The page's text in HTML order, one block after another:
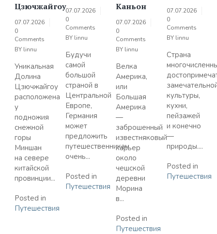
Цзючжайгоу
07.07.2026
0
Comments
BY linnu
Уникальная
Долина
Цзючжайгоу
расположена
у
подножия
снежной
горы
Миншан
на севере
китайской
провинции...
Posted in
Путешествия
07.07.2026
0
Comments
BY linnu
Будучи
самой
большой
страной в
Центральной
Европе,
Германия
может
предложить
путешественникам
очень...
Posted in
Путешествия
Каньон
07.07.2026
0
Comments
BY linnu
Велка
Америка,
или
Большая
Америка
—
заброшенный
известняковый
карьер
около
чешской
деревни
Морина
в...
Posted in
Путешествия
07.07.2026
0
Comments
BY linnu
Страна
культуры,
кухни,
пейзажей
и конечно
—
природы....
Posted in
Путешествия